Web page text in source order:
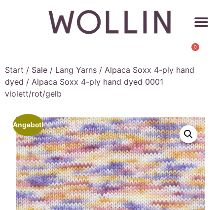
0
Start / Sale / Lang Yarns / Alpaca Soxx 4-ply hand
dyed / Alpaca Soxx 4-ply hand dyed 0001
violett/rot/gelb
Angebot!